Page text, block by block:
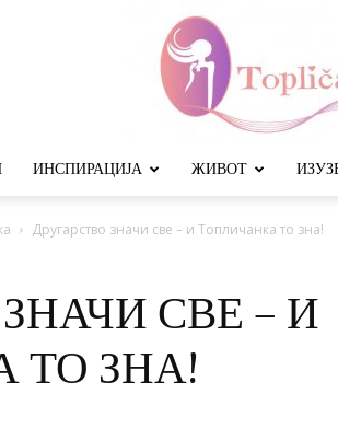
ИНСПИРАЦИЈА ЖИВОТ
Другарство значи све – и Топличанка то зна!
СВЕ – И
ТО ЗНА!